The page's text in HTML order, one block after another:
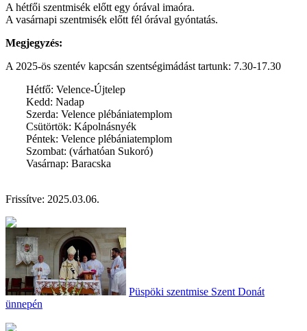
A hétfői szentmisék előtt egy órával imaóra.
A vasárnapi szentmisék előtt fél órával gyóntatás.
Megjegyzés:
A 2025-ös szentév kapcsán szentségimádást tartunk: 7.30-17.30
Hétfő: Velence-Újtelep
Kedd: Nadap
Szerda: Velence plébániatemplom
Csütörtök: Kápolnásnyék
Péntek: Velence plébániatemplom
Szombat: (várhatóan Sukoró)
Vasárnap: Baracska
Frissítve: 2025.03.06.
Püspöki szentmise Szent Donát
ünnepén